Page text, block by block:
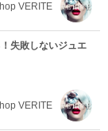
VERITE
失敗しないジュエ
VERITE